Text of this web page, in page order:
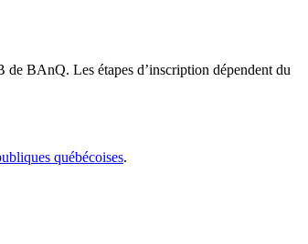
BAnQ. Les étapes d’inscription dépendent du
québécoises.